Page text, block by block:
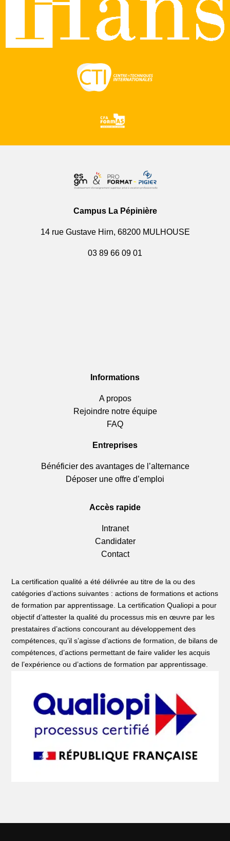
Campus La Pépinière
14 rue Gustave Hirn, 68200 MULHOUSE
03 89 66 09 01
Informations
A propos
Rejoindre notre équipe
FAQ
Entreprises
Bénéficier des avantages de l’alternance
Déposer une offre d’emploi
Accès rapide
Intranet
Candidater
Contact
La certification qualité a été délivrée au titre de la ou des
catégories d’actions suivantes : actions de formations et actions
de formation par apprentissage. La certification Qualiopi a pour
objectif d’attester la qualité du processus mis en œuvre par les
prestataires d’actions concourant au développement des
compétences, qu’il s’agisse d’actions de formation, de bilans de
compétences, d’actions permettant de faire valider les acquis
de l’expérience ou d’actions de formation par apprentissage.